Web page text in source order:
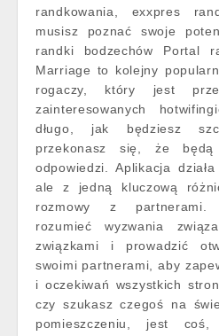
randkowania, exxpres
musisz poznać swoje
randki bodzechów Portal
Marriage to kolejny
rogaczy, który jest
zainteresowanych
długo, jak będziesz
przekonasz się, że
odpowiedzi. Aplikacja
ale z jedną kluczową
rozmowy z partnerami.
rozumieć wyzwania
związkami i prowadzić
swoimi partnerami, aby
i oczekiwań wszystkich
czy szukasz czegoś na
pomieszczeniu, jest